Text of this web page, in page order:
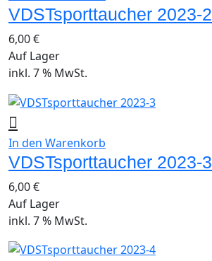
VDSTsporttaucher 2023-2
6,00€
Auf Lager
inkl. 7 % MwSt.
In den Warenkorb
VDSTsporttaucher 2023-3
6,00€
Auf Lager
inkl. 7 % MwSt.